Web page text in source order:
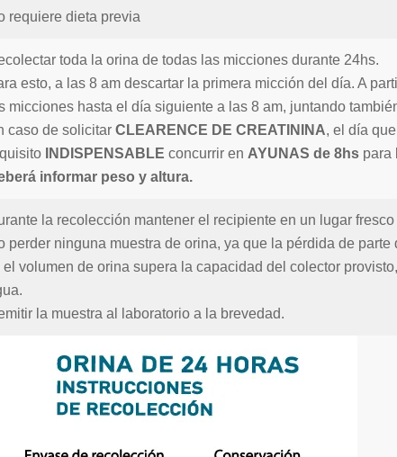
requiere dieta previa
toda la orina de todas las micciones durante 24hs.
esto, a las 8 am descartar la primera micción del día. A
micciones hasta el día siguiente a las 8 am, juntando
caso de solicitar CLEARENCE DE CREATININA, el día
INDISPENSABLE concurrir en AYUNAS de 8hs para
informar peso y altura.
la recolección mantener el recipiente en un lugar fresco
perder ninguna muestra de orina, ya que la pérdida de
el volumen de orina supera la capacidad del colector
la muestra al laboratorio a la brevedad.